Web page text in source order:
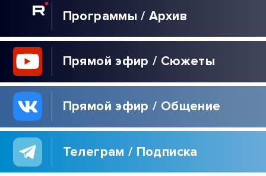
Программы / Архив
Прямой эфир / Сюжеты
Прямой эфир / Общение
Телеграм / Подписка